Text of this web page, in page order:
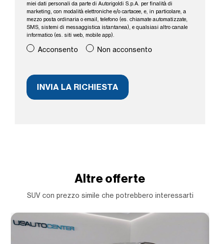
miei dati personali da parte di Autorigoldi S.p.A. per finalità di
marketing, con modalità elettroniche e/o cartacee, e, in particolare, a
mezzo posta ordinaria o email, telefono (es. chiamate automatizzate,
SMS, sistemi di messaggistica istantanea), e qualsiasi altro canale
informatico (es. siti web, mobile app).
Acconsento Non acconsento
Altre offerte
SUV con prezzo simile che potrebbero interessarti